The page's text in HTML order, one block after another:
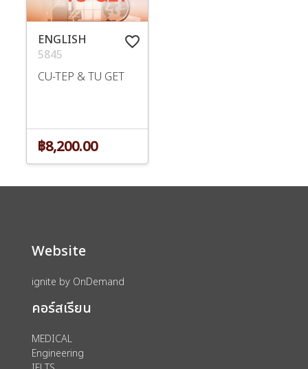
favorite_border
ENGLISH
5845
CU-TEP & TU GET
฿8,200.00
Website
ignite by OnDemand
คอร์สเรียน
MEDICAL
Engineering